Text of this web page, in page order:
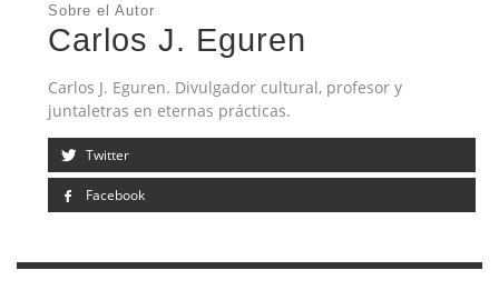
Sobre el Autor
Carlos J. Eguren
Carlos J. Eguren. Divulgador cultural, profesor y
juntaletras en eternas prácticas.
Twitter
Facebook